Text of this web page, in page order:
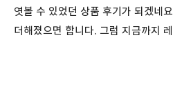
엿볼 수 있었던 상품 후기가 되겠네
더해졌으면 합니다. 그럼 지금까지